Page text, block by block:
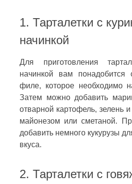
1. Тарталетки с
начинкой
Для приготовления
начинкой вам понадобится
филе, которое необходимо
Затем можно добавить
отварной картофель, зелень
майонезом или сметаной.
добавить немного кукурузы
вкуса.
2. Тарталетки с